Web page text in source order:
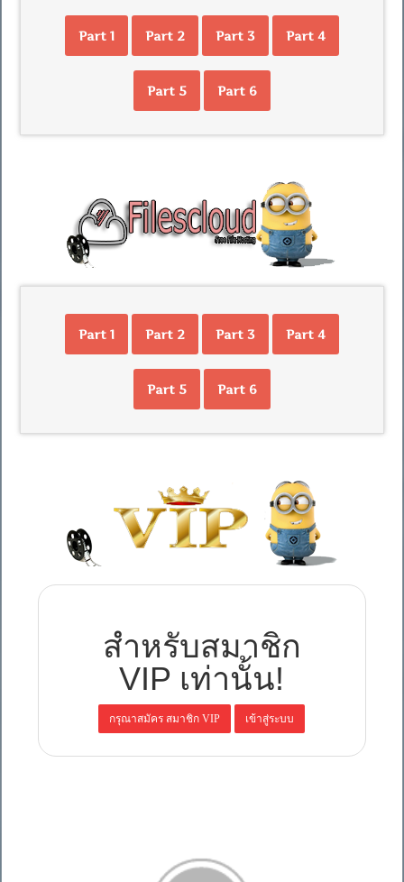
Part 1 Part 2 Part 3 Part 4
Part 5 Part 6
Part 1 Part 2 Part 3 Part 4
Part 5 Part 6
สำหรับสมาชิก
VIP เท่านั้น!